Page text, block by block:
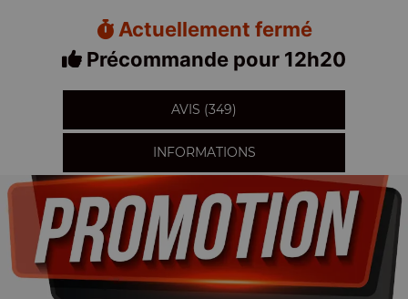
Actuellement fermé
Précommande pour 12h20
AVIS (349)
INFORMATIONS